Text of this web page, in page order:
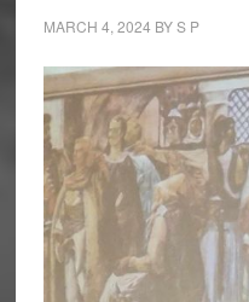
MARCH 4, 2024 BYS P